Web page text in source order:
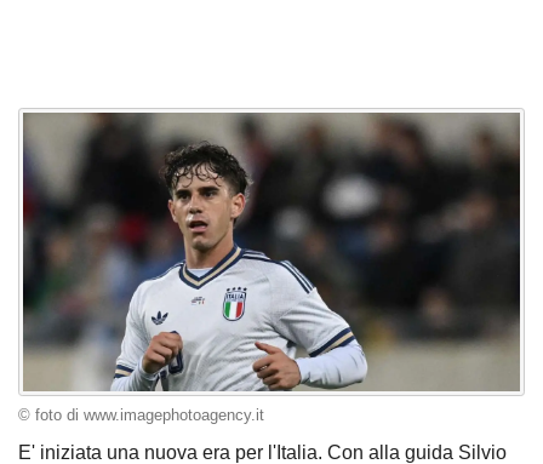
© foto di www.imagephotoagency.it
E' iniziata una nuova era per l'Italia. Con alla guida Silvio